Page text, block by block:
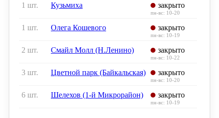
1 шт. Кузьмиха закрыто
пн-вс: 10-20
1 шт. Олега Кошевого закрыто
пн-вс: 10-19
2 шт. Смайл Молл (Н.Ленино) закрыто
пн-вс: 10-22
3 шт. Цветной парк (Байкальская) закрыто
пн-вс: 10-20
6 шт. Шелехов (1-й Микрорайон) закрыто
пн-вс: 10-19